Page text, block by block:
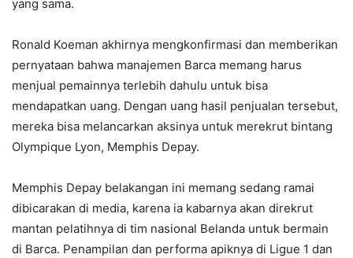
yang sama.
Ronald Koeman akhirnya mengkonfirmasi dan memberikan
pernyataan bahwa manajemen Barca memang harus
menjual pemainnya terlebih dahulu untuk bisa
mendapatkan uang. Dengan uang hasil penjualan tersebut,
mereka bisa melancarkan aksinya untuk merekrut bintang
Olympique Lyon, Memphis Depay.
Memphis Depay belakangan ini memang sedang ramai
dibicarakan di media, karena ia kabarnya akan direkrut
mantan pelatihnya di tim nasional Belanda untuk bermain
di Barca. Penampilan dan performa apiknya di Ligue 1 dan